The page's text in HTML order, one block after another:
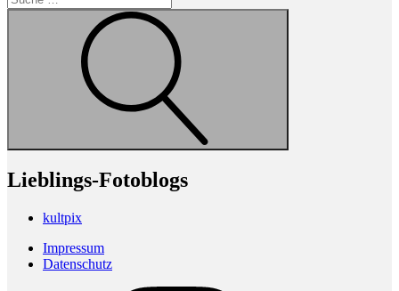
Lieblings-Fotoblogs
kultpix
Impressum
Datenschutz